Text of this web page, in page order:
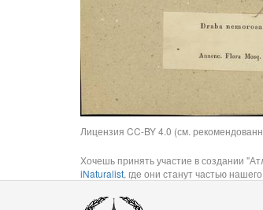
Лицензия CC-BY 4.0 (см.
Хочешь принять участие в создании
iNaturalist, где они станут частью